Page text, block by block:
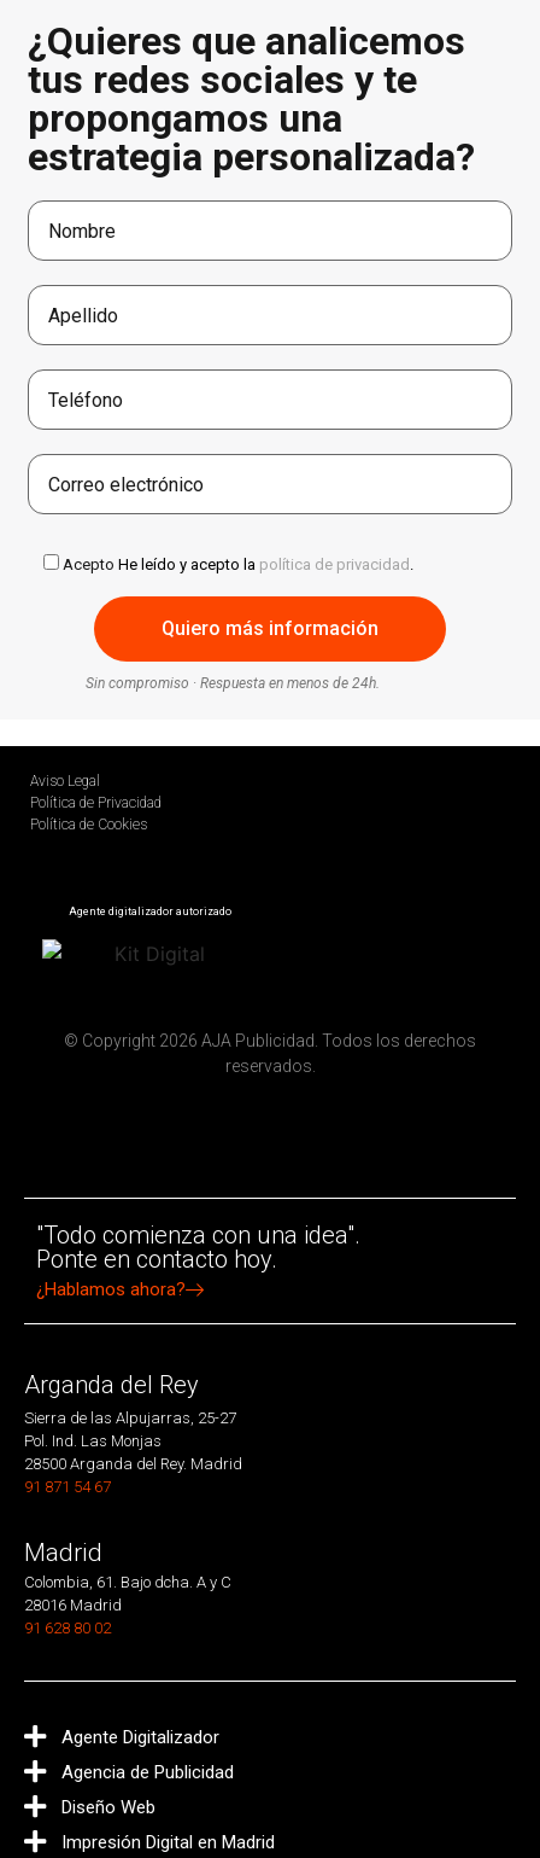
¿Quieres que analicemos
tus redes sociales y te
propongamos una
estrategia personalizada?
Acepto He leído y acepto la política de privacidad .
Sin compromiso · Respuesta en menos de 24h.
Aviso Legal
Política de Privacidad
Política de Cookies
Agente digitalizador autorizado
© Copyright 2026 AJA Publicidad. Todos los derechos
reservados.
"Todo comienza con una idea".
Ponte en contacto hoy.
¿Hablamos ahora?
Arganda del Rey
Sierra de las Alpujarras, 25-27
Pol. Ind. Las Monjas
28500 Arganda del Rey. Madrid
91 871 54 67
Madrid
Colombia, 61. Bajo dcha. A y C
28016 Madrid
91 628 80 02
Agente Digitalizador
Agencia de Publicidad
Diseño Web
Impresión Digital en Madrid